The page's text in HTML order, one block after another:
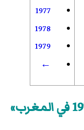
1977
1978
1979
←